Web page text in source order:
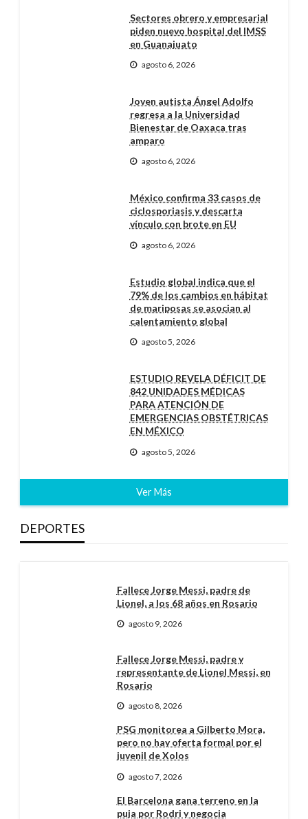
Sectores obrero y empresarial
piden nuevo hospital del IMSS
en Guanajuato
agosto 6, 2026
Joven autista Ángel Adolfo
regresa a la Universidad
Bienestar de Oaxaca tras
amparo
agosto 6, 2026
México confirma 33 casos de
ciclosporiasis y descarta
vínculo con brote en EU
agosto 6, 2026
Estudio global indica que el
79% de los cambios en hábitat
de mariposas se asocian al
calentamiento global
agosto 5, 2026
ESTUDIO REVELA DÉFICIT DE
842 UNIDADES MÉDICAS
PARA ATENCIÓN DE
EMERGENCIAS OBSTÉTRICAS
EN MÉXICO
agosto 5, 2026
Ver Más
DEPORTES
Fallece Jorge Messi, padre de
Lionel, a los 68 años en Rosario
agosto 9, 2026
Fallece Jorge Messi, padre y
representante de Lionel Messi, en
Rosario
agosto 8, 2026
PSG monitorea a Gilberto Mora,
pero no hay oferta formal por el
juvenil de Xolos
agosto 7, 2026
El Barcelona gana terreno en la
puja por Rodri y negocia